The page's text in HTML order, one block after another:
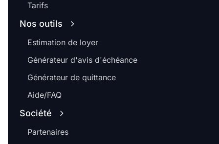
Tarifs
Nos outils
Estimation de loyer
Générateur d'avis d'échéance
Générateur de quittance
Aide/FAQ
Société
Partenaires